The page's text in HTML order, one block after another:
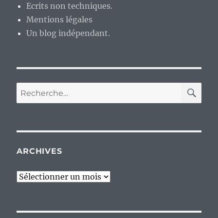
Ecrits non techniques.
Mentions légales
Un blog indépendant.
Recherche
pour :
ARCHIVES
Archives